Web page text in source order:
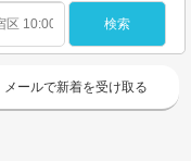
メールで新着を受け取る